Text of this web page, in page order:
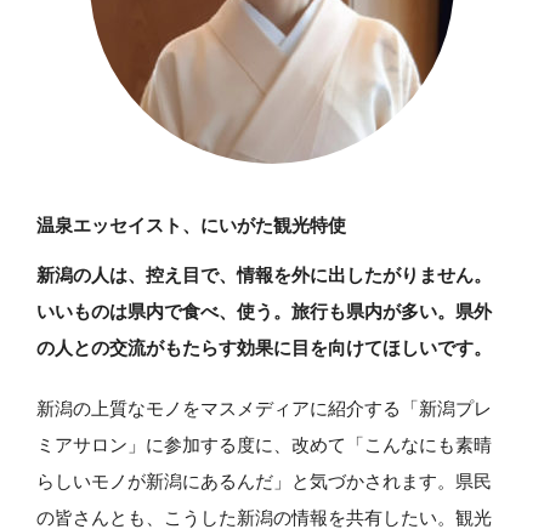
温泉エッセイスト、にいがた観光特使
新潟の人は、控え目で、情報を外に出したがりません。
いいものは県内で食べ、使う。旅行も県内が多い。県外
の人との交流がもたらす効果に目を向けてほしいです。
新潟の上質なモノをマスメディアに紹介する「新潟プレ
ミアサロン」に参加する度に、改めて「こんなにも素晴
らしいモノが新潟にあるんだ」と気づかされます。県民
の皆さんとも、こうした新潟の情報を共有したい。観光